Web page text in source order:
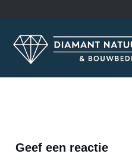
Geef een reactie